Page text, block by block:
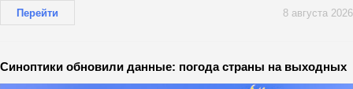
Перейти 8 августа 2026
Синоптики обновили данные: погода страны на выходных